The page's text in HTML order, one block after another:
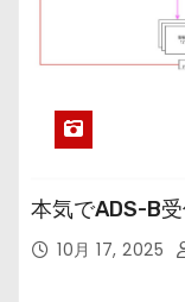
本気でADS-B
10月 17, 2025